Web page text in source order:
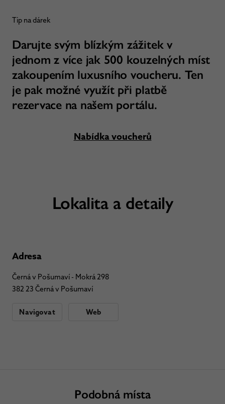
Tip na dárek
Darujte svým blízkým zážitek v
jednom z více jak 500 kouzelných míst
zakoupením luxusního voucheru. Ten
je pak možné využít při platbě
rezervace na našem portálu.
Nabídka voucherů
Lokalita a detaily
Adresa
Černá v Pošumaví - Mokrá 298
382 23 Černá v Pošumaví
Navigovat Web
Podobná místa